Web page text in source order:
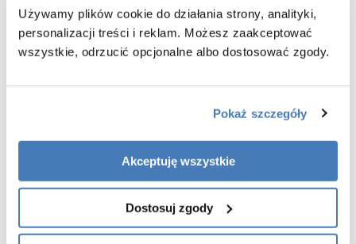
Używamy plików cookie do działania strony, analityki,
personalizacji treści i reklam. Możesz zaakceptować
wszystkie, odrzucić opcjonalne albo dostosować zgody.
Pokaż szczegóły
Akceptuję wszystkie
Dostosuj zgody
produkt, który łączy stylowy wygląd, bezpieczeństwo i komfort
użytkowania każdego dnia.
Charakterystyka parawanu wannowego Nesta wykończenie chrom :
- szkło zabezpieczone powłoką Active Shield 2.0 (zapobiega osadzaniu
- gwarancja 3 lata